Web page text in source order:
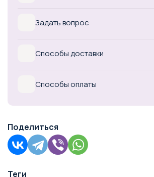
Задать вопрос
Способы доставки
Способы оплаты
Поделиться
Теги